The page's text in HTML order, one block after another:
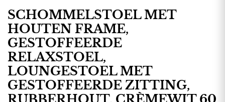
SCHOMMELSTOEL MET
HOUTEN FRAME,
GESTOFFEERDE
RELAXSTOEL,
LOUNGESTOEL MET
GESTOFFEERDE ZITTING,